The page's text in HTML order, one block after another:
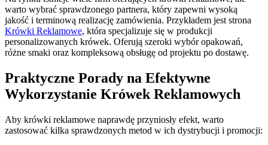
warto wybrać sprawdzonego partnera, który zapewni wysoką
jakość i terminową realizację zamówienia. Przykładem jest strona
Krówki Reklamowe, która specjalizuje się w produkcji
personalizowanych krówek. Oferują szeroki wybór opakowań,
różne smaki oraz kompleksową obsługę od projektu po dostawę.
Praktyczne Porady na Efektywne
Wykorzystanie Krówek Reklamowych
Aby krówki reklamowe naprawdę przyniosły efekt, warto
zastosować kilka sprawdzonych metod w ich dystrybucji i promocji: